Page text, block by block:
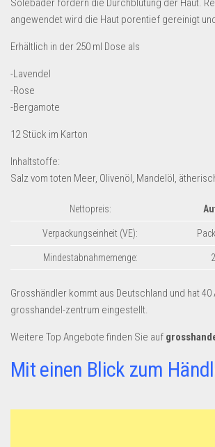
Wohnen & Einrichten
Sonderposten-Angebote
Saison & Eventprodkte
B2B Produkte
Kostenlos verkaufen
Newsletter
Solebäder fördern die Durchblutung der Haut.
angewendet wird die Haut porentief gereinigt
Erhältlich in der 250 ml Dose als
-Lavendel
-Rose
-Bergamote
12 Stück im Karton
Inhaltstoffe:
Salz vom toten Meer, Olivenöl, Mandelöl,
Nettopreis:
Verpackungseinheit (VE):
Mindestabnahmemenge:
Grosshändler kommt aus Deutschland und hat
grosshandel-zentrum eingestellt.
Weitere Top Angebote finden Sie auf
Mit einen Blick zum